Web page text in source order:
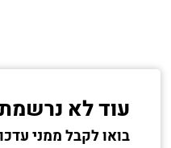
עוד לא
בואו לקבל ממני